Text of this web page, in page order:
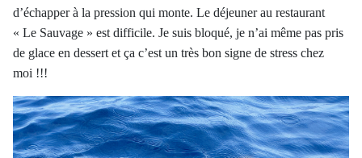
d’échapper à la pression qui monte. Le déjeuner au restaurant
« Le Sauvage » est difficile. Je suis bloqué, je n’ai même pas pris
de glace en dessert et ça c’est un très bon signe de stress chez
moi !!!